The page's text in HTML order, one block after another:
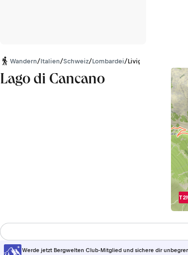
Wandern/Italien/Schweiz/Lombardei/Livigno Alpen
Lago di Cancano
T2
Werde jetzt Bergwelten Club-Mitglied und sichere dir